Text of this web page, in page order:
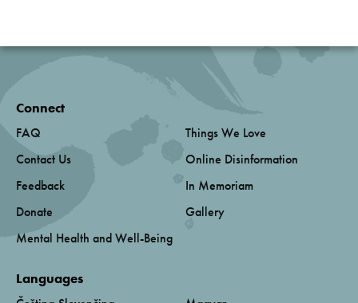
Connect
FAQ
Contact Us
Feedback
Donate
Mental Health and Well-Being
Things We Love
Online Disinformation
In Memoriam
Gallery
Languages